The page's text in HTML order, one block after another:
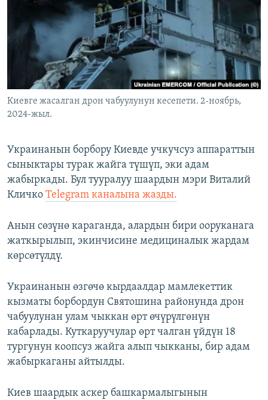
ЫҢГАЙСЫЗ СУРООЛОР
ЭЕ/АРнун бардык сайттары
Киевге жасалган дрон чабуулунун кесепети. 2-ноябрь,
2024-жыл.
Украинанын борбору Киевде учкучсуз аппараттын
сыныктары турак жайга түшүп, эки адам
жабыркады. Бул тууралуу шаардын мэри Виталий
Кличко Telegram каналына жазды.
Анын сөзүнө караганда, алардын бири ооруканага
жаткырылып, экинчисине медициналык жардам
көрсөтүлдү.
Украинанын өзгөчө кырдаалдар мамлекеттик
кызматы борбордун Святошина районунда дрон
чабуулунан улам чыккан өрт өчүрүлгөнүн
кабарлады. Куткаруучулар өрт чалган үйдүн 18
тургунун коопсуз жайга алып чыкканы, бир адам
жабыркаганы айтылды.
Киев шаардык аскер башкармалыгынын